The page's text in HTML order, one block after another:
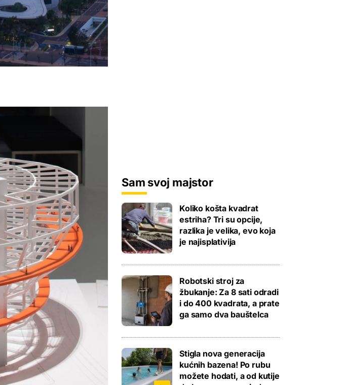
Sam svoj majstor
Koliko košta kvadrat
estriha? Tri su opcije,
razlika je velika, evo koja
je najisplativija
Robotski stroj za
žbukanje: Za 8 sati odradi
i do 400 kvadrata, a prate
ga samo dva bauštelca
Stigla nova generacija
kućnih bazena! Po rubu
možete hodati, a od kutije